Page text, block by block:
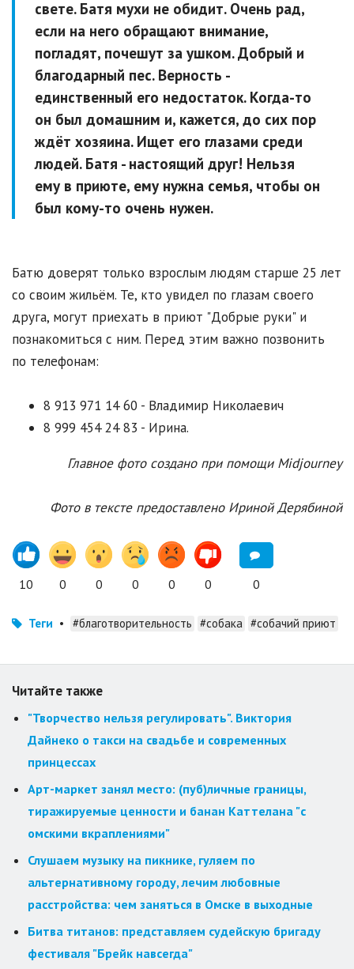
свете. Батя мухи не обидит. Очень рад,
если на него обращают внимание,
погладят, почешут за ушком. Добрый и
благодарный пес. Верность -
единственный его недостаток. Когда-то
он был домашним и, кажется, до сих пор
ждёт хозяина. Ищет его глазами среди
людей. Батя - настоящий друг! Нельзя
ему в приюте, ему нужна семья, чтобы он
был кому-то очень нужен.
Батю доверят только взрослым людям старше 25 лет
со своим жильём. Те, кто увидел по глазам своего
друга, могут приехать в приют "Добрые руки" и
познакомиться с ним. Перед этим важно позвонить
по телефонам:
8 913 971 14 60 - Владимир Николаевич
8 999 454 24 83 - Ирина.
Главное фото создано при помощи Midjourney
Фото в тексте предоставлено Ириной Дерябиной
10 0 0 0 0 0 0
Теги • #благотворительность #собака #собачий приют
Читайте также
"Творчество нельзя регулировать". Виктория
Дайнеко о такси на свадьбе и современных
принцессах
Арт-маркет занял место: (пуб)личные границы,
тиражируемые ценности и банан Каттелана "с
омскими вкраплениями"
Слушаем музыку на пикнике, гуляем по
альтернативному городу, лечим любовные
расстройства: чем заняться в Омске в выходные
Битва титанов: представляем судейскую бригаду
фестиваля "Брейк навсегда"